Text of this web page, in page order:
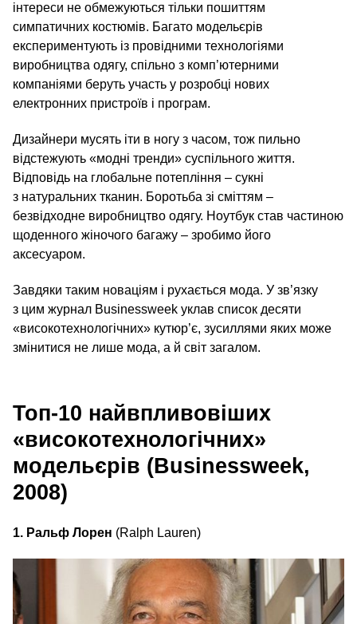
інтереси не обмежуються тільки пошиттям
симпатичних костюмів. Багато модельєрів
експериментують із провідними технологіями
виробництва одягу, спільно з комп’ютерними
компаніями беруть участь у розробці нових
електронних пристроїв і програм.
Дизайнери мусять іти в ногу з часом, тож пильно
відстежують «модні тренди» суспільного життя.
Відповідь на глобальне потепління – сукні
з натуральних тканин. Боротьба зі сміттям –
безвідходне виробництво одягу. Ноутбук став частиною
щоденного жіночого багажу – зробимо його
аксесуаром.
Завдяки таким новаціям і рухається мода. У зв’язку
з цим журнал Businessweek уклав список десяти
«високотехнологічних» кутюр’є, зусиллями яких може
змінитися не лише мода, а й світ загалом.
Топ-10 найвпливовіших
«високотехнологічних»
модельєрів (Businessweek,
2008)
1. Ральф Лорен (Ralph Lauren)